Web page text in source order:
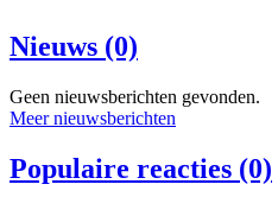
Nieuws (0)
Geen nieuwsberichten gevonden.
Meer nieuwsberichten
Populaire reacties (0)